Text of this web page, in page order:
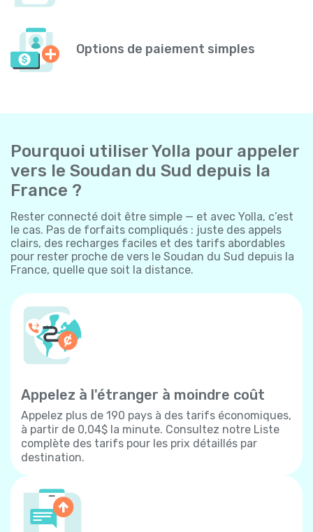
Options de paiement simples
Pourquoi utiliser Yolla pour appeler
vers le Soudan du Sud depuis la
France ?
Rester connecté doit être simple — et avec Yolla, c’est
le cas. Pas de forfaits compliqués : juste des appels
clairs, des recharges faciles et des tarifs abordables
pour rester proche de vers le Soudan du Sud depuis la
France, quelle que soit la distance.
Appelez à l'étranger à moindre coût
Appelez plus de 190 pays à des tarifs économiques,
à partir de 0,04$ la minute. Consultez notre Liste
complète des tarifs pour les prix détaillés par
destination.